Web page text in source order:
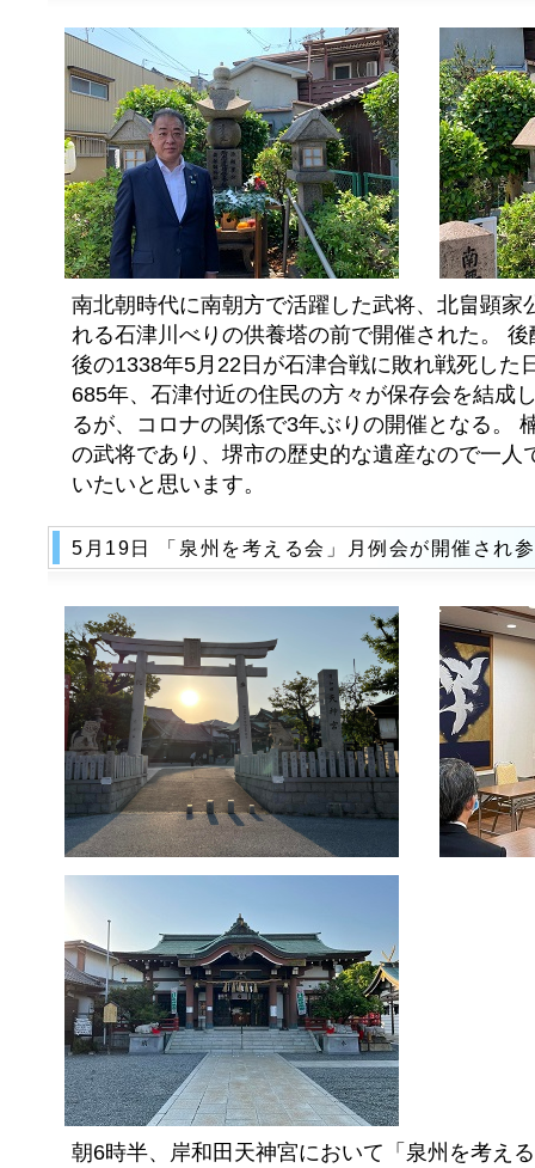
南北朝時代に南朝方で活躍した武将、北畠顕家
れる石津川べりの供養塔の前で開催された。
後の1338年5月22日が石津合戦に敗れ戦死した
685年、石津付近の住民の方々が保存会を結成
るが、コロナの関係で3年ぶりの開催となる。
の武将であり、堺市の歴史的な遺産なので一人
いたいと思います。
5月19日 「泉州を考える会」月例会が開催され
朝6時半、岸和田天神宮において「泉州を考え